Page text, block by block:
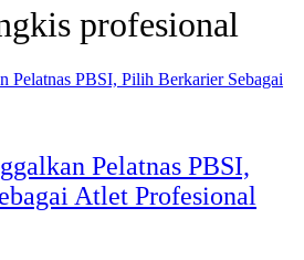
profesional
Pelatnas PBSI,
Atlet Profesional